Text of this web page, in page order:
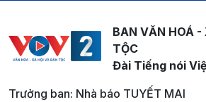
BAN VĂN HOÁ -
TỘC
Đài Tiếng nói
Trưởng ban: Nhà báo TUYẾT MAI